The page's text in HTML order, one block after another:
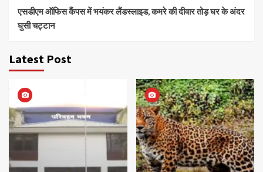
एसडीएम ऑफिस कैंपस में भयंकर लैंडस्लाइड, कमरे की दीवार तोड़ घर के अंदर
घुसी चट्टान
Latest Post